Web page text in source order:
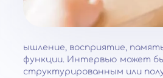
ышление, восприятие,
функции. Интервью может
структурированным или